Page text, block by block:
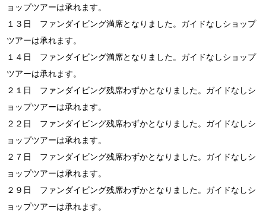
ョップツアーは承れます。
１３日 ファンダイビング満席となりました。ガイドなしショップ
ツアーは承れます。
１４日 ファンダイビング満席となりました。ガイドなしショップ
ツアーは承れます。
２１日 ファンダイビング残席わずかとなりました。ガイドなしシ
ョップツアーは承れます。
２２日 ファンダイビング残席わずかとなりました。ガイドなしシ
ョップツアーは承れます。
２７日 ファンダイビング残席わずかとなりました。ガイドなしシ
ョップツアーは承れます。
２９日 ファンダイビング残席わずかとなりました。ガイドなしシ
ョップツアーは承れます。